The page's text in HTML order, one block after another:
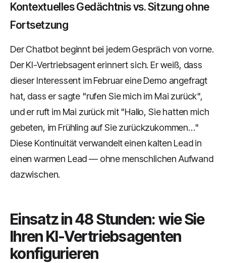
Kontextuelles Gedächtnis vs. Sitzung ohne
Fortsetzung
Der Chatbot beginnt bei jedem Gespräch von vorne.
Der KI-Vertriebsagent erinnert sich. Er weiß, dass
dieser Interessent im Februar eine Demo angefragt
hat, dass er sagte "rufen Sie mich im Mai zurück",
und er ruft im Mai zurück mit "Hallo, Sie hatten mich
gebeten, im Frühling auf Sie zurückzukommen…"
Diese Kontinuität verwandelt einen kalten Lead in
einen warmen Lead — ohne menschlichen Aufwand
dazwischen.
Einsatz in 48 Stunden: wie Sie
Ihren KI-Vertriebsagenten
konfigurieren